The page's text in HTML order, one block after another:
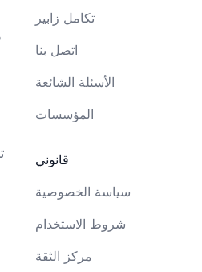
تكامل زابير
اتصل بنا
الأسئلة الشائعة
المؤسسات
قانوني
سياسة الخصوصية
شروط الاستخدام
مركز الثقة